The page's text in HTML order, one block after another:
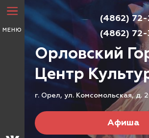
МЕНЮ
Орловский
Центр
г. Орел, ул. Комсомольская, д.
Афиша
(4862) 72-
(4862) 72-